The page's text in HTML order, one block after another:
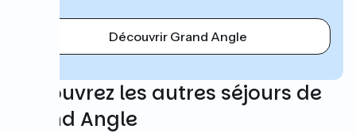
Découvrir Grand Angle
Découvrez les autres séjours de
Grand Angle